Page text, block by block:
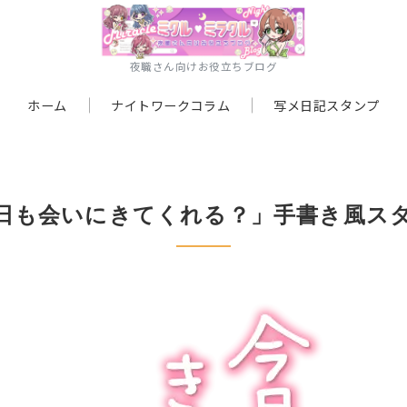
夜職さん向けお役立ちブログ
ホーム ナイトワークコラム 写メ日記スタンプ
も会いにきてくれる？」手書き風ス